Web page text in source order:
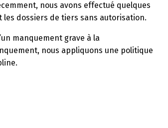
nous avons effectué quelques
dossiers de tiers sans autorisation.
manquement grave à la
nous appliquons une politique